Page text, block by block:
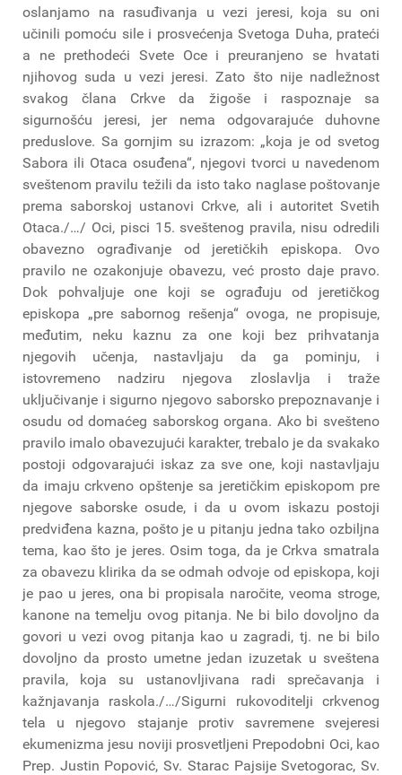
oslanjamo na rasuđivanja u vezi jeresi, koja su oni
učinili pomoću sile i prosvećenja Svetoga Duha, prateći
a ne prethodeći Svete Oce i preuranjeno se hvatati
njihovog suda u vezi jeresi. Zato što nije nadležnost
svakog člana Crkve da žigoše i raspoznaje sa
sigurnošću jeresi, jer nema odgovarajuće duhovne
preduslove. Sa gornjim su izrazom: „koja je od svetog
Sabora ili Otaca osuđena“, njegovi tvorci u navedenom
sveštenom pravilu težili da isto tako naglase poštovanje
prema saborskoj ustanovi Crkve, ali i autoritet Svetih
Otaca./…/ Oci, pisci 15. sveštenog pravila, nisu odredili
obavezno ograđivanje od jeretičkih episkopa. Ovo
pravilo ne ozakonjuje obavezu, već prosto daje pravo.
Dok pohvaljuje one koji se ograđuju od jeretičkog
episkopa „pre sabornog rešenja“ ovoga, ne propisuje,
međutim, neku kaznu za one koji bez prihvatanja
njegovih učenja, nastavljaju da ga pominju, i
istovremeno nadziru njegova zloslavlja i traže
uključivanje i sigurno njegovo saborsko prepoznavanje i
osudu od domaćeg saborskog organa. Ako bi svešteno
pravilo imalo obavezujući karakter, trebalo je da svakako
postoji odgovarajući iskaz za sve one, koji nastavljaju
da imaju crkveno opštenje sa jeretičkim episkopom pre
njegove saborske osude, i da u ovom iskazu postoji
predviđena kazna, pošto je u pitanju jedna tako ozbiljna
tema, kao što je jeres. Osim toga, da je Crkva smatrala
za obavezu klirika da se odmah odvoje od episkopa, koji
je pao u jeres, ona bi propisala naročite, veoma stroge,
kanone na temelju ovog pitanja. Ne bi bilo dovoljno da
govori u vezi ovog pitanja kao u zagradi, tj. ne bi bilo
dovoljno da prosto umetne jedan izuzetak u sveštena
pravila, koja su ustanovljivana radi sprečavanja i
kažnjavanja raskola./…/Sigurni rukovoditelji crkvenog
tela u njegovo stajanje protiv savremene svejeresi
ekumenizma jesu noviji prosvetljeni Prepodobni Oci, kao
Prep. Justin Popović, Sv. Starac Pajsije Svetogorac, Sv.